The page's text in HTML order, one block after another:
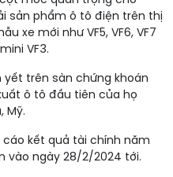
sản phẩm ô tô điện trên thị
xe mới như VF5, VF6, VF7
VF3.
yết trên sàn chứng khoán
ô tô đầu tiên của họ
Mỹ.
cáo kết quả tài chính năm
vào ngày 28/2/2024 tới.